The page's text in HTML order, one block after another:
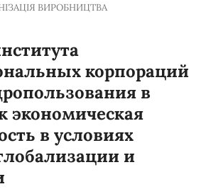
ВИРОБНИЦТВА
корпораций
в
экономическая
в условиях
и